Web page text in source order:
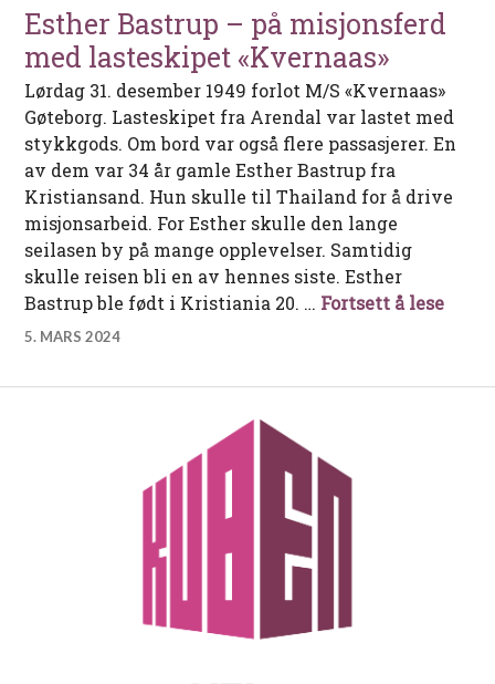
Esther Bastrup – på misjonsferd
med lasteskipet «Kvernaas»
Lørdag 31. desember 1949 forlot M/S «Kvernaas»
Gøteborg. Lasteskipet fra Arendal var lastet med
stykkgods. Om bord var også flere passasjerer. En
av dem var 34 år gamle Esther Bastrup fra
Kristiansand. Hun skulle til Thailand for å drive
misjonsarbeid. For Esther skulle den lange
seilasen by på mange opplevelser. Samtidig
skulle reisen bli en av hennes siste. Esther
Bastrup ble født i Kristiania 20. … Fortsett å lese
5. MARS 2024